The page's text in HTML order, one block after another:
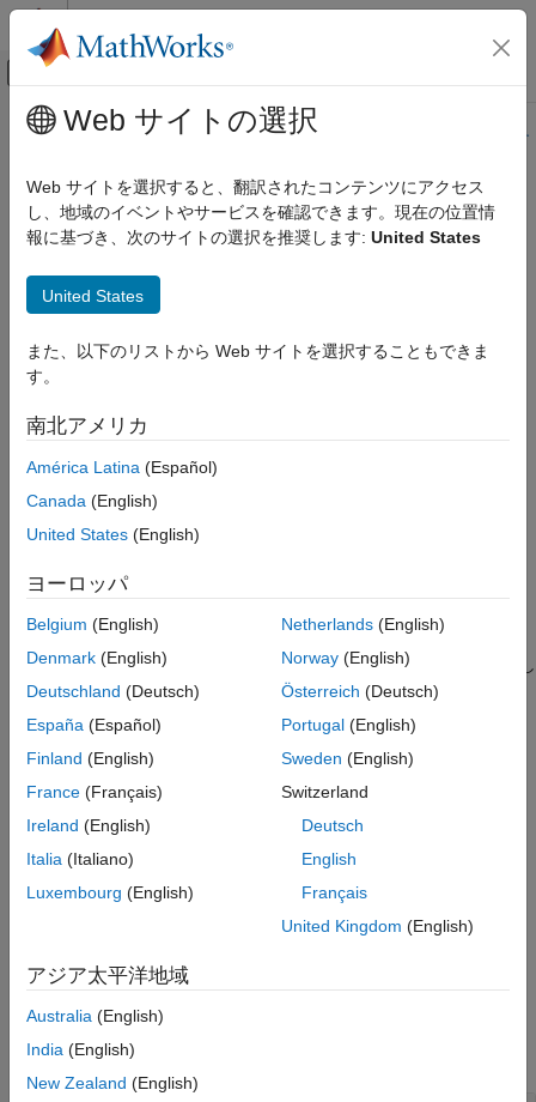
コンテンツへスキップ
オフキャンバス ナビゲーション メ
ドキュメンテーションのホーム
MATLAB Report Generator
Report Generator の開発
段落、テキスト文字列、および数字
mlreportgen.dom.Heading6 クラス
項目一覧
作成
プロパティ
メソッド
例
参考
メインコンテンツ
このページの内容は最新ではありません。最新版の英語を参照す
mlreportgen.dom.Heading6 クラス
名前空間:
スーパークラス:
Heading6 段落の作成
このページをすべて展開する
説明
mlreportgen.dom.Heading6
作成
説明
headingObj= Heading6 は、空のHeading6オブジェクトを作成し
ます。
は、指定されたテキストを含む見
出しを作成します。
例
headingObj= Heading6( styleName)は、指定されたスタイ
ルを使用する見出しを作成します。
は、指定された DOM オブジェ
クトを含む見出しを作成します。
入力引数
すべて展開する
Web サイトの選択
Web サイトを選択すると、翻訳されたコンテンツにアクセス
し、地域のイベントやサービスを確認できます。現在の位置情
報に基づき、次のサイトの選択を推奨します: United States
United States
また、以下のリストから Web サイトを選択することもできま
す。
南北アメリカ
América Latina (Español)
Canada (English)
United States (English)
ヨーロッパ
Belgium (English)
Denmark (English)
Deutschland (Deutsch)
España (Español)
Finland (English)
France (Français)
Ireland (English)
Italia (Italiano)
Luxembourg (English)
Netherlands(English)
Norway(English)
Österreich (Deutsch)
Portugal(English)
Sweden (English)
Switzerland
Deutsch
English
Français
United Kingdom (English)
アジア太平洋地域
Australia (English)
India (English)
New Zealand (English)